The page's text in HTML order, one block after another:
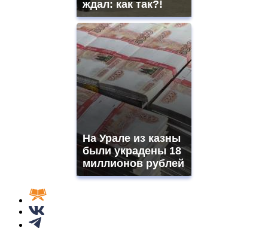
ждал: как так?!
На Урале из казны
были украдены 18
миллионов рублей